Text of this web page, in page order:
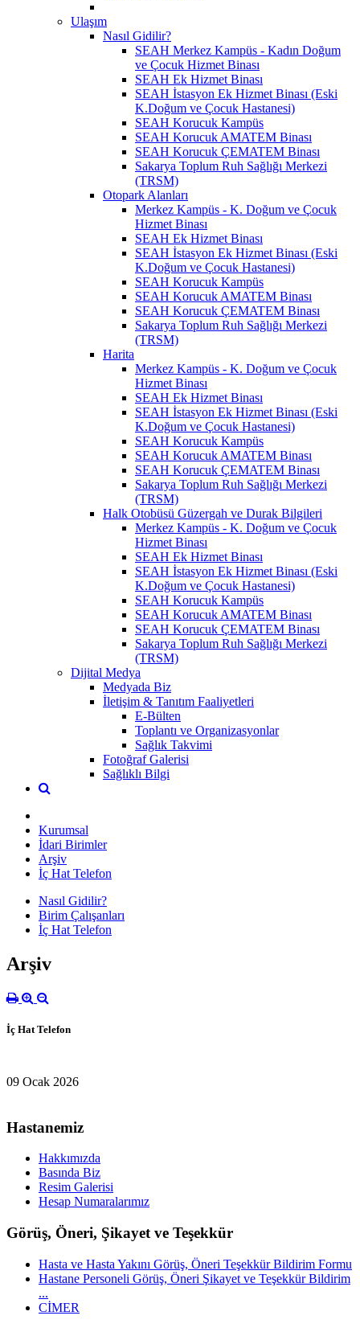
Ulaşım
Nasıl Gidilir?
SEAH Merkez Kampüs - Kadın Doğum
ve Çocuk Hizmet Binası
SEAH Ek Hizmet Binası
SEAH İstasyon Ek Hizmet Binası (Eski
K.Doğum ve Çocuk Hastanesi)
SEAH Korucuk Kampüs
SEAH Korucuk AMATEM Binası
SEAH Korucuk ÇEMATEM Binası
Sakarya Toplum Ruh Sağlığı Merkezi
(TRSM)
Otopark Alanları
Merkez Kampüs - K. Doğum ve Çocuk
Hizmet Binası
SEAH Ek Hizmet Binası
SEAH İstasyon Ek Hizmet Binası (Eski
K.Doğum ve Çocuk Hastanesi)
SEAH Korucuk Kampüs
SEAH Korucuk AMATEM Binası
SEAH Korucuk ÇEMATEM Binası
Sakarya Toplum Ruh Sağlığı Merkezi
(TRSM)
Harita
Merkez Kampüs - K. Doğum ve Çocuk
Hizmet Binası
SEAH Ek Hizmet Binası
SEAH İstasyon Ek Hizmet Binası (Eski
K.Doğum ve Çocuk Hastanesi)
SEAH Korucuk Kampüs
SEAH Korucuk AMATEM Binası
SEAH Korucuk ÇEMATEM Binası
Sakarya Toplum Ruh Sağlığı Merkezi
(TRSM)
Halk Otobüsü Güzergah ve Durak Bilgileri
Merkez Kampüs - K. Doğum ve Çocuk
Hizmet Binası
SEAH Ek Hizmet Binası
SEAH İstasyon Ek Hizmet Binası (Eski
K.Doğum ve Çocuk Hastanesi)
SEAH Korucuk Kampüs
SEAH Korucuk AMATEM Binası
SEAH Korucuk ÇEMATEM Binası
Sakarya Toplum Ruh Sağlığı Merkezi
(TRSM)
Dijital Medya
Medyada Biz
İletişim & Tanıtım Faaliyetleri
E-Bülten
Toplantı ve Organizasyonlar
Sağlık Takvimi
Fotoğraf Galerisi
Sağlıklı Bilgi
Kurumsal
İdari Birimler
Arşiv
İç Hat Telefon
Nasıl Gidilir?
Birim Çalışanları
İç Hat Telefon
Arşiv
İç Hat Telefon
09 Ocak 2026
Hastanemiz
Hakkımızda
Basında Biz
Resim Galerisi
Hesap Numaralarımız
Görüş, Öneri, Şikayet ve Teşekkür
Hasta ve Hasta Yakını Görüş, Öneri Teşekkür Bildirim Formu
Hastane Personeli Görüş, Öneri Şikayet ve Teşekkür Bildirim
...
CİMER